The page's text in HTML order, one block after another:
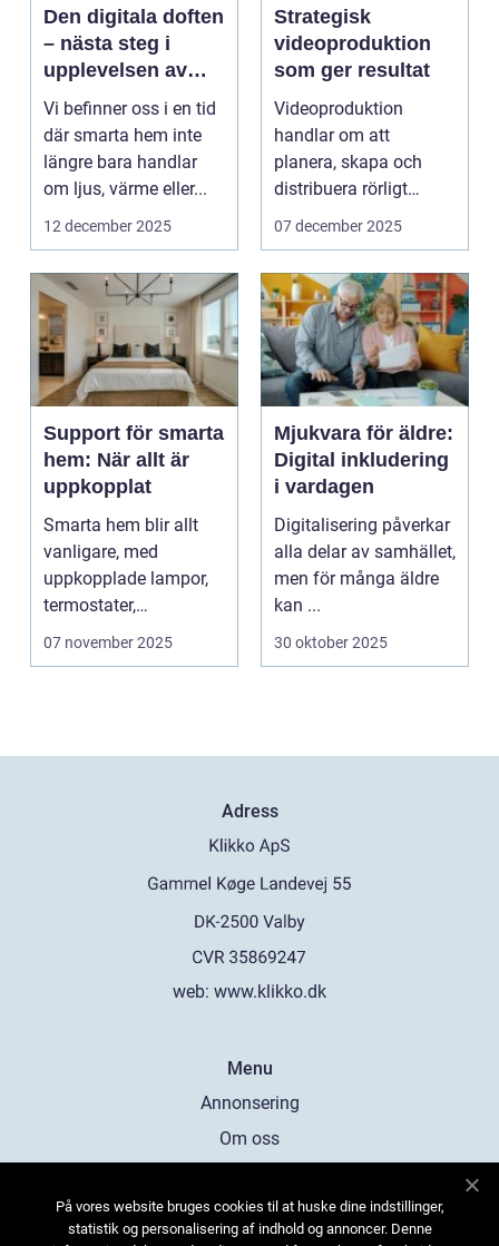
Den digitala doften
– nästa steg i
upplevelsen av
smarta hem
Vi befinner oss i en tid
där smarta hem inte
längre bara handlar
om ljus, värme eller...
12 december 2025
Strategisk
videoproduktion
som ger resultat
Videoproduktion
handlar om att
planera, skapa och
distribuera rörligt
innehåll som fö...
07 december 2025
Support för smarta
hem: När allt är
uppkopplat
Smarta hem blir allt
vanligare, med
uppkopplade lampor,
termostater,
säkerhetskameror och
07 november 2025
Mjukvara för äldre:
Digital inkludering
i vardagen
Digitalisering påverkar
alla delar av samhället,
men för många äldre
kan ...
30 oktober 2025
Adress
web: www.klikko.dk
Menu
Annonsering
Om oss
Kontakta oss
På vores website bruges cookies til at huske dine indstillinger,
statistik og personalisering af indhold og annoncer. Denne